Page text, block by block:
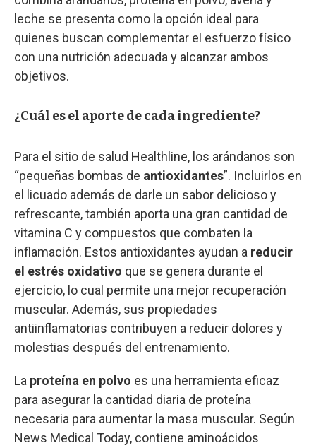
leche se presenta como la opción ideal para
quienes buscan complementar el esfuerzo físico
con una nutrición adecuada y alcanzar ambos
objetivos.
¿Cuál es el aporte de cada ingrediente?
Para el sitio de salud Healthline, los arándanos son
“pequeñas bombas de antioxidantes”. Incluirlos en
el licuado además de darle un sabor delicioso y
refrescante, también aporta una gran cantidad de
vitamina C y compuestos que combaten la
inflamación. Estos antioxidantes ayudan a reducir
el estrés oxidativo que se genera durante el
ejercicio, lo cual permite una mejor recuperación
muscular. Además, sus propiedades
antiinflamatorias contribuyen a reducir dolores y
molestias después del entrenamiento.
La proteína en polvo es una herramienta eficaz
para asegurar la cantidad diaria de proteína
necesaria para aumentar la masa muscular. Según
News Medical Today, contiene aminoácidos